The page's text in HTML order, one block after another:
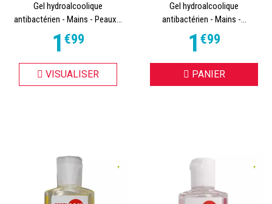
Gel hydroalcoolique
antibactérien - Mains - Peaux...
1 €99
VISUALISER
Gel hydroalcoolique
antibactérien - Mains -...
1 €99
PANIER